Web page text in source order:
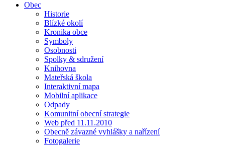
Obec
Historie
Blízké okolí
Kronika obce
Symboly
Osobnosti
Spolky & sdružení
Knihovna
Mateřská škola
Interaktivní mapa
Mobilní aplikace
Odpady
Komunitní obecní strategie
Web před 11.11.2010
Obecně závazné vyhlášky a nařízení
Fotogalerie